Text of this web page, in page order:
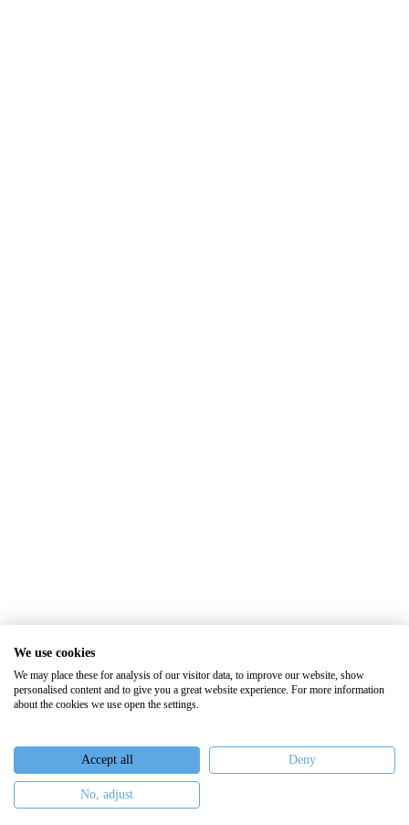
We use cookies
We may place these for analysis of our visitor data, to improve our website, show
personalised content and to give you a great website experience. For more information
about the cookies we use open the settings.
Accept all Deny
No, adjust